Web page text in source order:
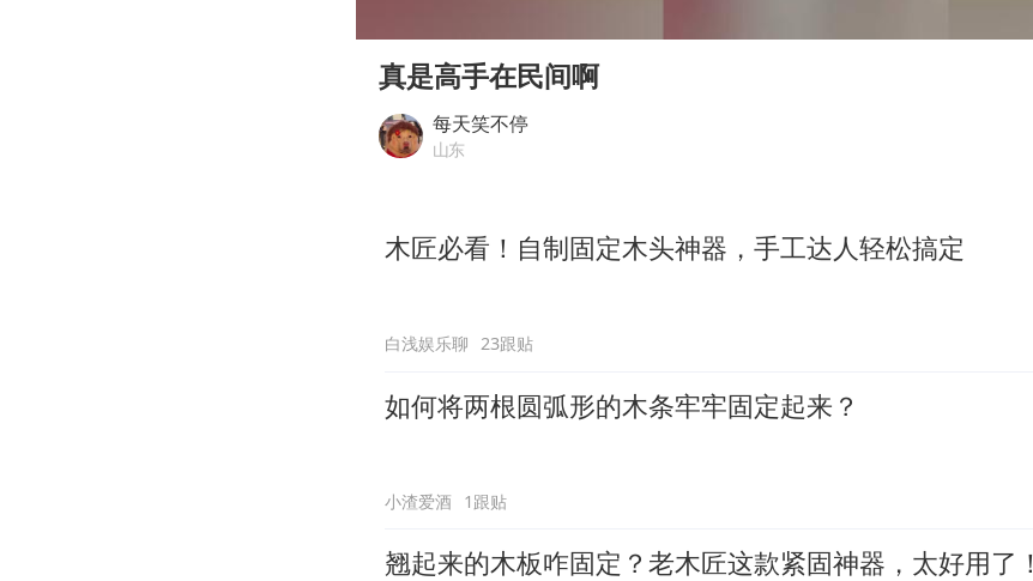
新疆一婚礼线上邀请引热议
世界第1特鲁姆普斯诺克中国赛一轮游
构建更高水平的全民健身公共服务体系
真是高手在民间啊
每天笑不停
山东
木匠必看！自制固定木头神器，手工达人轻松搞定
白浅娱乐聊 23跟贴
如何将两根圆弧形的木条牢牢固定起来？
小渣爱酒 1跟贴
翘起来的木板咋固定？老木匠这款紧固神器，太好用了！